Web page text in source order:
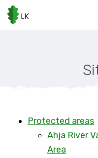
Skip
to
main
Protected areas
Ahja River
Area